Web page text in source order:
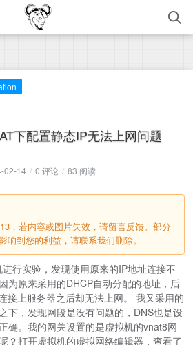
下配置静态IP无法上网问题
02-14 / 0 评论 / 83 阅读
，若内容或图片失效，请留言反馈。部分
响到您的利益，请联系我们删除。
行实验，发现使用原来的IP地址连接不
为原来采用的DHCP自动分配的地址，后
接上服务器之后却无法上网。 我又采用的
下，发现网段是没有问题的，DNS也是设
确。我的网关设置的是虚拟机的vnat8网
？打开虚拟机的虚拟网络编辑器，查看了